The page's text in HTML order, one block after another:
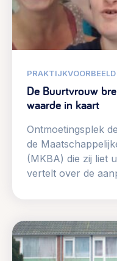
PRAKTIJKVOORBEELD
De Buurtvrouw
waarde in kaart
Ontmoetingsplek
de
(MKBA) die zij liet
vertelt over de